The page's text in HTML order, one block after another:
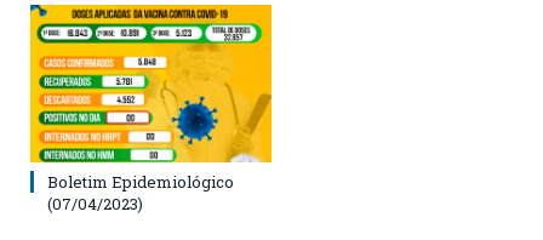
Boletim Epidemiológico
(07/04/2023)